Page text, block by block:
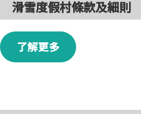
滑雪度假村條款及細則
了解更多